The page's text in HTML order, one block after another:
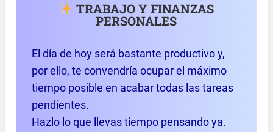
TRABAJO Y FINANZAS
PERSONALES
El día de hoy será bastante productivo y,
por ello, te convendría ocupar el máximo
tiempo posible en acabar todas las tareas
pendientes.
Hazlo lo que llevas tiempo pensando ya.